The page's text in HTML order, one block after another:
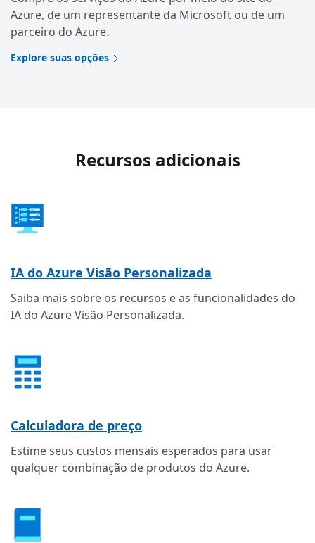
Azure, de um representante da Microsoft ou de um
parceiro do Azure.
Explore suas opções
Recursos adicionais
IA do Azure Visão Personalizada
Saiba mais sobre os recursos e as funcionalidades do
IA do Azure Visão Personalizada.
Calculadora de preço
Estime seus custos mensais esperados para usar
qualquer combinação de produtos do Azure.